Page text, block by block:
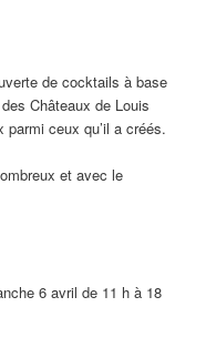
de cocktails à base
Châteaux de Louis
ceux qu’il a créés.
et avec le
6 avril de 11 h à 18